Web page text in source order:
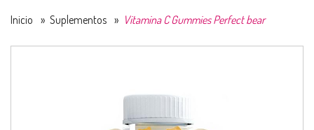
Inicio » Suplementos » Vitamina C Gummies Perfect bear